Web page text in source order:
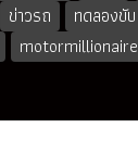
ข่าวรถ ทดลองขับ
motormillionaire